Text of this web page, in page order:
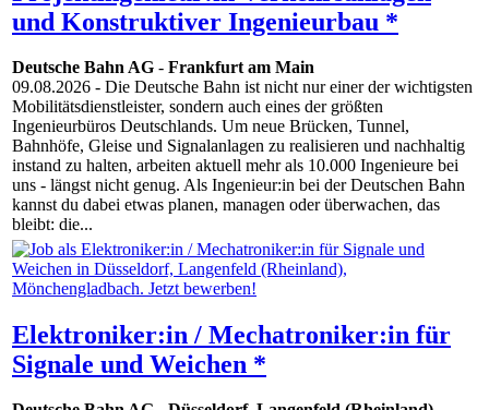
und Konstruktiver Ingenieurbau *
Deutsche Bahn AG - Frankfurt am Main
09.08.2026 - Die Deutsche Bahn ist nicht nur einer der wichtigsten
Mobilitätsdienstleister, sondern auch eines der größten
Ingenieurbüros Deutschlands. Um neue Brücken, Tunnel,
Bahnhöfe, Gleise und Signalanlagen zu realisieren und nachhaltig
instand zu halten, arbeiten aktuell mehr als 10.000 Ingenieure bei
uns - längst nicht genug. Als Ingenieur:in bei der Deutschen Bahn
kannst du dabei etwas planen, managen oder überwachen, das
bleibt: die...
Elektroniker:in / Mechatroniker:in für
Signale und Weichen *